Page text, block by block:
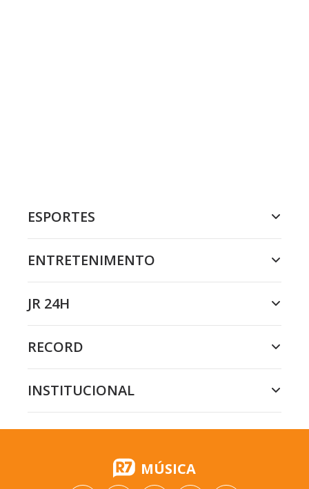
ESPORTES
ENTRETENIMENTO
JR 24H
RECORD
INSTITUCIONAL
MÚSICA